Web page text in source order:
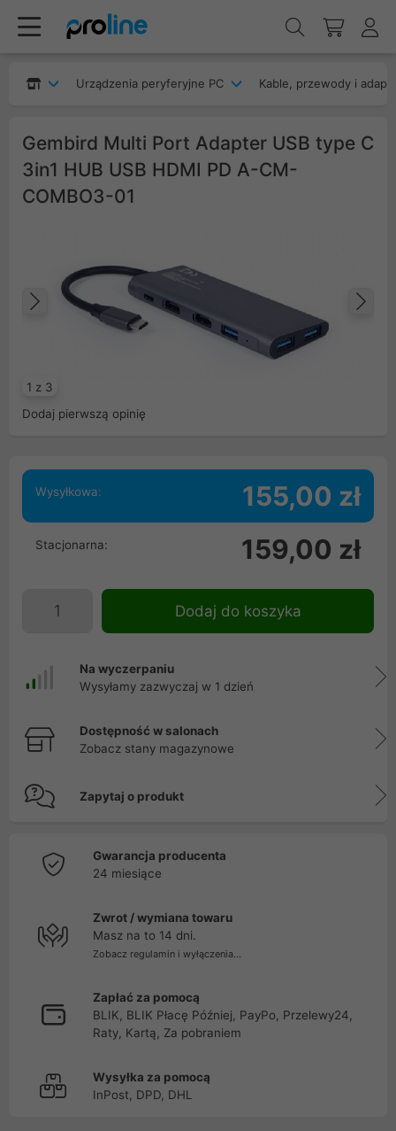
Urządzenia peryferyjne PC Kable, przewody i
Gembird Multi Port Adapter USB type C
3in1 HUB USB HDMI PD A-CM-
COMBO3-01
1 z 3
Poprzedni
Dodaj pierwszą opinię
Wysyłkowa: 155,00 zł
Stacjonarna: 159,00 zł
Dodaj do koszyka
Na wyczerpaniu
Wysyłamy zazwyczaj w 1 dzień
Dostępność w salonach
Zobacz stany magazynowe
Zapytaj o produkt
Gwarancja producenta
24 miesiące
Zwrot / wymiana towaru
Masz na to 14 dni.
Zobacz regulamin i wyłączenia...
Zapłać za pomocą
BLIK, BLIK Płacę Później, PayPo, Przelewy24,
Raty, Kartą, Za pobraniem
Wysyłka za pomocą
InPost, DPD, DHL